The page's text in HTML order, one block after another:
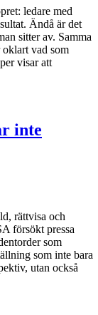
ledare med
Ändå är det
sitter av. Samma
oklart vad som
visar att
inte
rättvisa och
försökt pressa
som
som inte bara
utan också